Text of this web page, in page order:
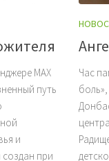
MAX
путь
и
при
Час